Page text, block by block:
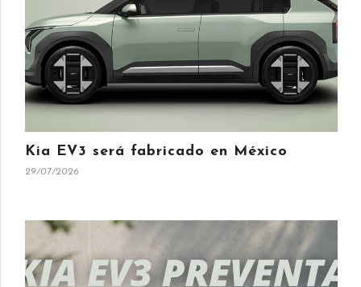
Kia EV3 será fabricado en México
29/07/2026